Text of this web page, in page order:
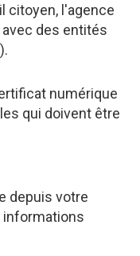
citoyen, l'agence
des entités
numérique
qui doivent être
depuis votre
informations